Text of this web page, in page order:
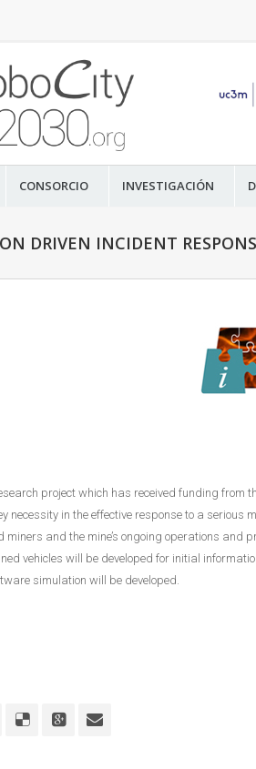
CONSORCIO INVESTIGACIÓN
DRIVEN INCIDENT
project which has received funding
necessity in the effective response to a
miners and the mine’s ongoing operations
vehicles will be developed for initial
simulation will be developed.